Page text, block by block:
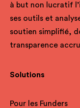
à but non lucratif
ses outils et
soutien simplifié,
transparence
Solutions
Pour les Funders